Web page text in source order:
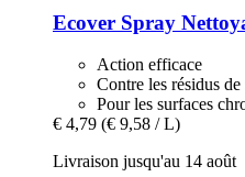
Ecover Spray
Action efficace
Contre les résidus
Pour les surfaces
€ 4,79 (€ 9,58 / L)
Livraison jusqu'au 14 août